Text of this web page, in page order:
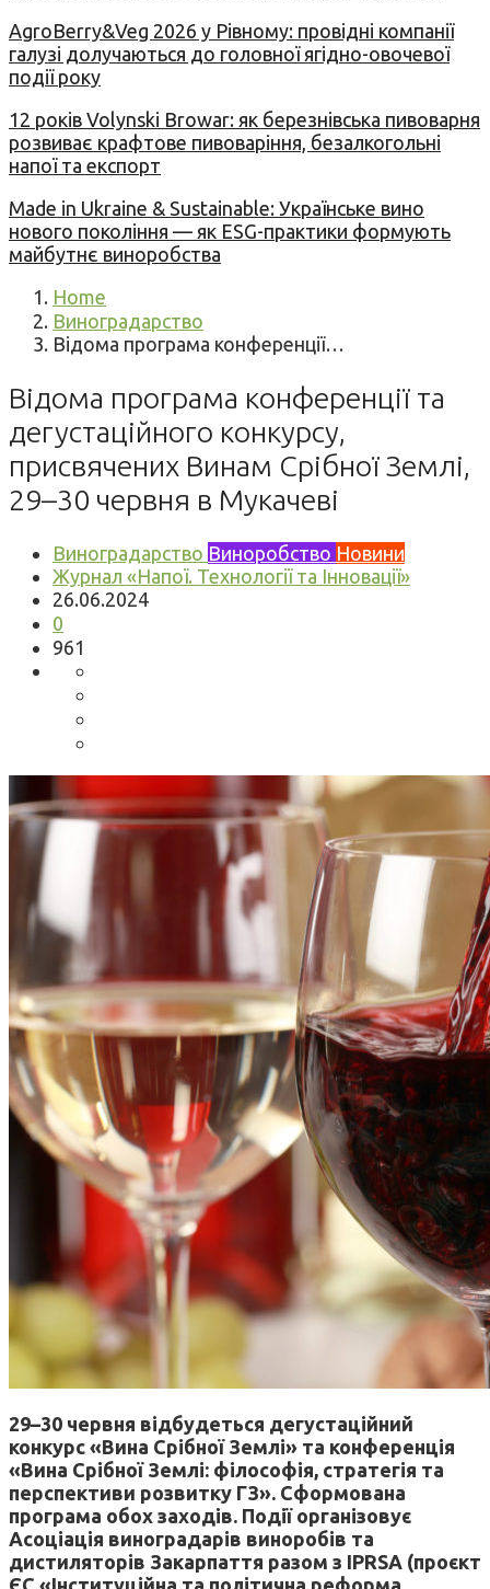
AgroBerry&Veg 2026 у Рівному: провідні компанії
галузі долучаються до головної ягідно-овочевої
події року
12 років Volynski Browar: як березнівська пивоварня
розвиває крафтове пивоваріння, безалкогольні
напої та експорт
Made in Ukraine & Sustainable: Українське вино
нового покоління — як ESG-практики формують
майбутнє виноробства
Home
Виноградарство
Відома програма конференції…
Відома програма конференції та
дегустаційного конкурсу,
присвячених Винам Срібної Землі,
29–30 червня в Мукачеві
Виноградарство Виноробство Новини
Журнал «Напої. Технології та Інновації»
26.06.2024
0
961
29–30 червня відбудеться дегустаційний
конкурс «Вина Срібної Землі» та конференція
«Вина Срібної Землі: філософія, стратегія та
перспективи розвитку ГЗ». Сформована
програма обох заходів. Події організовує
Асоціація виноградарів виноробів та
дистиляторів Закарпаття разом з IPRSA (проєкт
ЄС «Інституційна та політична реформа